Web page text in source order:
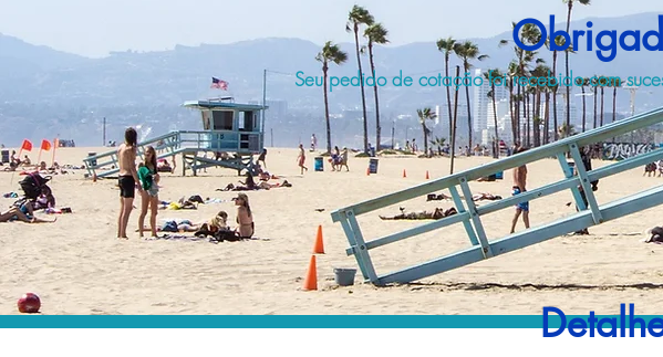
Seu pedido de cotação foi recebido com